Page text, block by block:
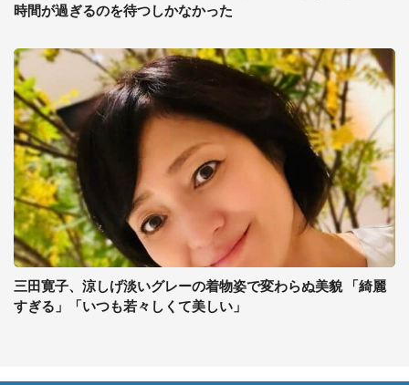
時間が過ぎるのを待つしかなかった
三田寛子、涼しげ淡いグレーの着物姿で変わらぬ美貌 「綺麗
すぎる」「いつも若々しくて美しい」